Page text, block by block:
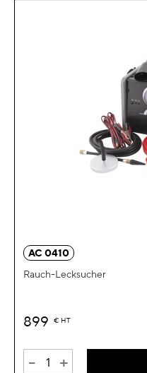
AC 0410
Rauch-Lecksucher
899 € HT
- +